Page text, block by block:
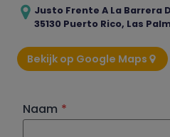
Justo Frente A La Barrera
35130 Puerto Rico, Las
Bekijk op Google Maps
Naam *